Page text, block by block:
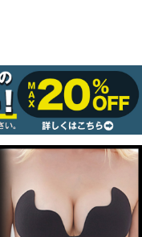
浴衣
コスプレ
クリスマス